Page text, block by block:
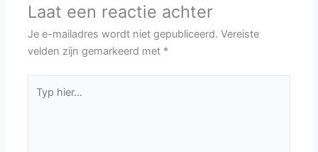
Laat een reactie achter
Je e-mailadres wordt niet gepubliceerd. Vereiste
velden zijn gemarkeerd met *
hier...